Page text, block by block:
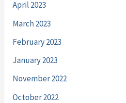
April 2023
March 2023
February 2023
January 2023
November 2022
October 2022